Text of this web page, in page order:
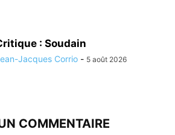
: Soudain
Jacques Corrio - 5 août 2026
COMMENTAIRE